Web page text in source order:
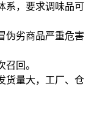
系，要求调味品可
伪劣商品严重危害
回。
货量大，工厂、仓